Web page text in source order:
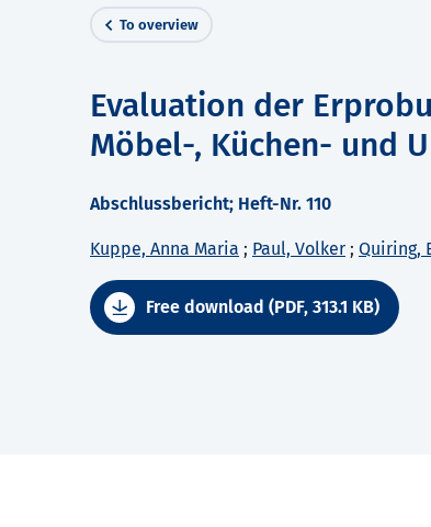
To overview
Evaluation der
Möbel-, Küchen- und
Abschlussbericht; Heft-Nr. 110
Kuppe, Anna Maria ; Paul, Volker ; Quiring,
Free download (PDF, 313.1 KB)